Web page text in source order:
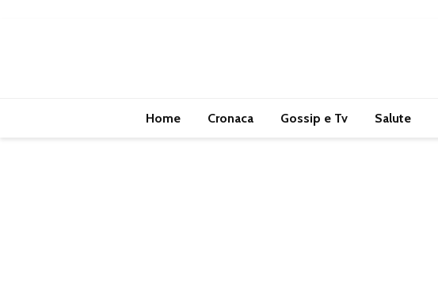
Home Cronaca Gossip e Tv Salute